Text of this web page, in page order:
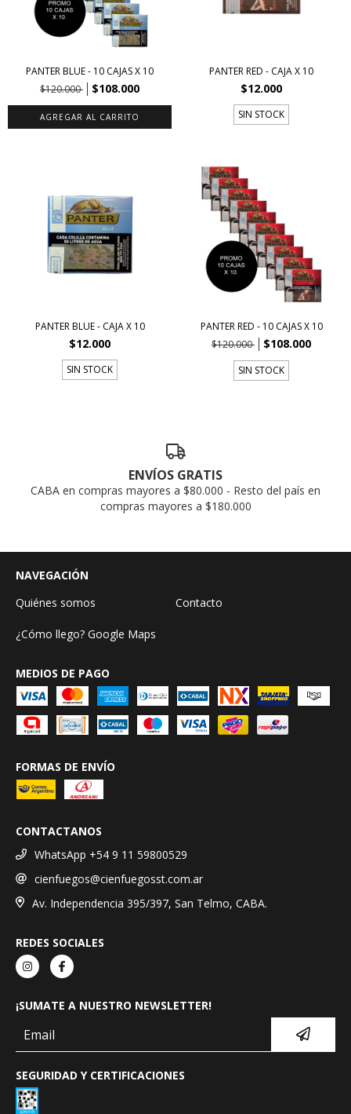
PANTER BLUE - 10 CAJAS X 10
$120.000
$108.000
PANTER RED - CAJA X 10
$12.000
SIN STOCK
PANTER BLUE - CAJA X 10
$12.000
SIN STOCK
PANTER RED - 10 CAJAS X 10
$120.000
$108.000
SIN STOCK
ENVÍOS GRATIS
CABA en compras mayores a $80.000 - Resto del país en
compras mayores a $180.000
NAVEGACIÓN
Quiénes somos
Contacto
¿Cómo llego? Google Maps
MEDIOS DE PAGO
FORMAS DE ENVÍO
CONTACTANOS
WhatsApp +54 9 11 59800529
cienfuegos@cienfuegosst.com.ar
Av. Independencia 395/397, San Telmo, CABA.
REDES SOCIALES
¡SUMATE A NUESTRO NEWSLETTER!
SEGURIDAD Y CERTIFICACIONES